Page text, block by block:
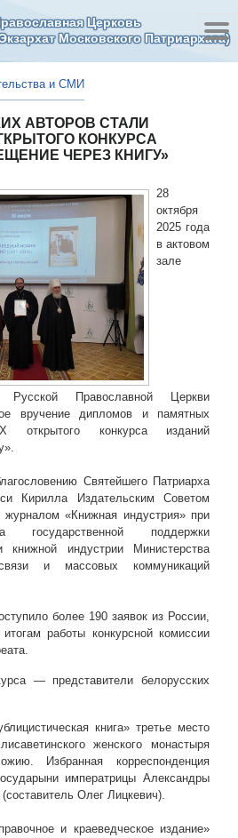
Церковь
Московского Патриархата)
и СМИ
АВТОРОВ СТАЛИ
КОНКУРСА
ЧЕРЕЗ КНИГУ»
28
октября
2025 года
в актовом
зале
Русской Православной Церкви
вручение дипломов и памятных
открытого конкурса изданий
Святейшего Патриарха
Кирилла Издательским Советом
«Книжная индустрия» при
государственной поддержки
книжной индустрии Министерства
и массовых коммуникаций
более 190 заявок из России,
работы конкурсной комиссии
— представители белорусских
книга» третье место
женского монастыря
Избранная корреспонденция
императрицы Александры
Олег Лицкевич).
и краеведческое издание»